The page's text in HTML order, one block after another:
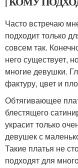
Часто встречаю
подходит только
совсем так.
него существует,
многие девушки.
фактуру, цвет и
Обтягивающее
блестящего
украсит только
девушек с
Такие платья не
подходят для